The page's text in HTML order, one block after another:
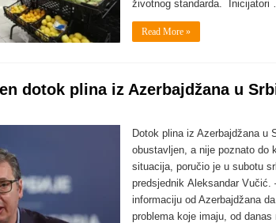
životnog standarda. Inicijatori
Read More »
dotok plina iz Azerbajdžana u
Dotok plina iz Azerbajdžana u
obustavljen, a nije poznato do
situacija, poručio je u subotu
predsjednik Aleksandar Vučić.
informaciju od Azerbajdžana
problema koje imaju, od